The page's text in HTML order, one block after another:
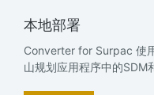
本地部署
Converter for Surpac 使
山规划应用程序中的SDM